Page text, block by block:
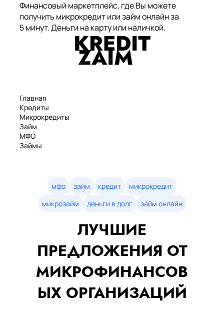
Финансовый маркетплейс, где Вы можете
получить микрокредит или займ онлайн за
5 минут. Деньги на карту или наличкой.
Главная
Кредиты
Микрокредиты
Займ
МФО
Займы
Займы онлайн
Денежные кредиты
мфо займ кредит
микрокредит
микрозайм
деньги в долг займ онлайн
ЛУЧШИЕ
ПРЕДЛОЖЕНИЯ ОТ
МИКРОФИНАНСОВ
ЫХ ОРГАНИЗАЦИЙ